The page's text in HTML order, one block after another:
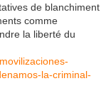
de blanchiment
comme
la liberté du
la-criminal-